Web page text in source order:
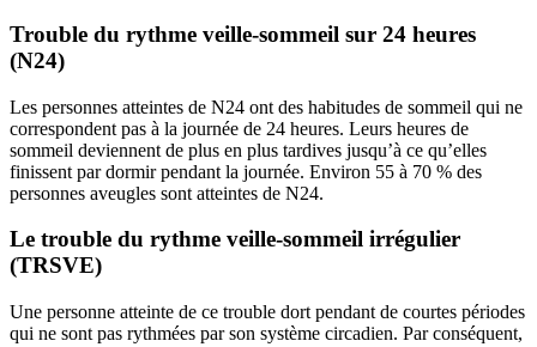
Trouble du rythme veille-sommeil sur 24 heures
(N24)
Les personnes atteintes de N24 ont des habitudes de sommeil qui ne
correspondent pas à la journée de 24 heures. Leurs heures de
sommeil deviennent de plus en plus tardives jusqu’à ce qu’elles
finissent par dormir pendant la journée. Environ 55 à 70 % des
personnes aveugles sont atteintes de N24.
Le trouble du rythme veille-sommeil irrégulier
(TRSVE)
Une personne atteinte de ce trouble dort pendant de courtes périodes
qui ne sont pas rythmées par son système circadien. Par conséquent,